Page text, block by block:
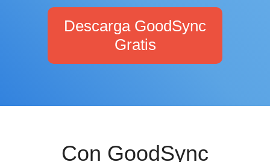
Descarga GoodSync
Gratis
Con GoodSync